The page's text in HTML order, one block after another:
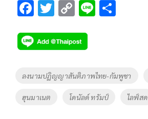
F
e
b
o
k
T
tt
er
C
p
y
Li
n
k
Li
Tags
ลงนามปฏิญญาสันติภาพไทย-กัมพูชา
ฮุนมาเนต โดนัลด์ ทรัมป์ ไลฟ์สด